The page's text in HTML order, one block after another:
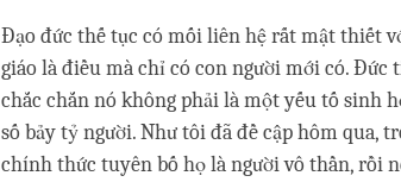
Đạo đức thế tục có mối liên hệ rất mật thiết
giáo là điều mà chỉ có con người mới có.
chắc chắn nó không phải là một yếu tố sinh
số bảy tỷ người. Như tôi đã đề cập hôm qua,
chính thức tuyên bố họ là người vô thần, rồi